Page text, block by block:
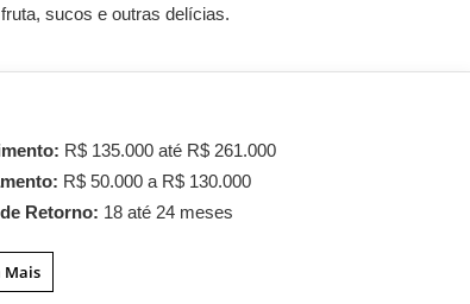
sucos e outras delícias.
R$ 135.000 até R$ 261.000
R$ 50.000 a R$ 130.000
Retorno: 18 até 24 meses
Mais